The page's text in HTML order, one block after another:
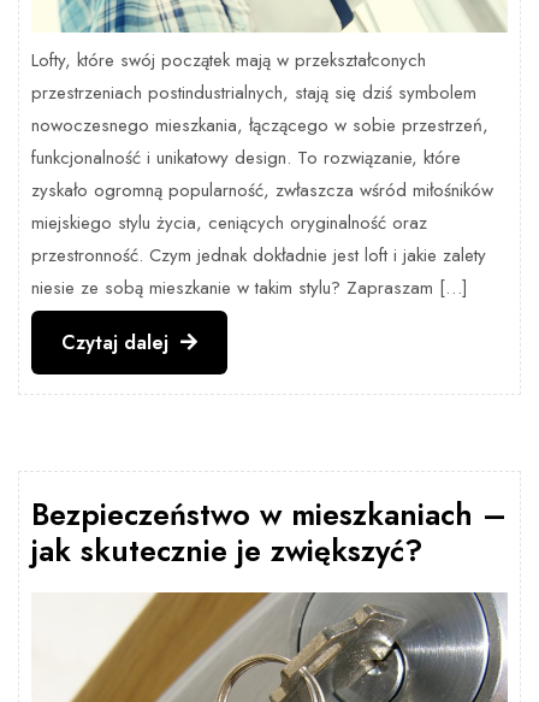
Lofty, które swój początek mają w przekształconych
przestrzeniach postindustrialnych, stają się dziś symbolem
nowoczesnego mieszkania, łączącego w sobie przestrzeń,
funkcjonalność i unikatowy design. To rozwiązanie, które
zyskało ogromną popularność, zwłaszcza wśród miłośników
miejskiego stylu życia, ceniących oryginalność oraz
przestronność. Czym jednak dokładnie jest loft i jakie zalety
niesie ze sobą mieszkanie w takim stylu? Zapraszam […]
Czytaj dalej
Czytaj
dalej
Bezpieczeństwo w mieszkaniach –
jak skutecznie je zwiększyć?